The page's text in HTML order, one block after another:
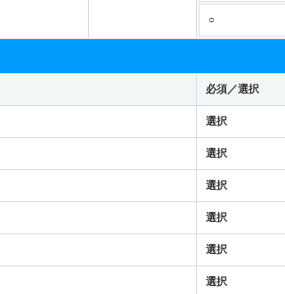
○
必須／選択
選択
選択
選択
選択
選択
選択